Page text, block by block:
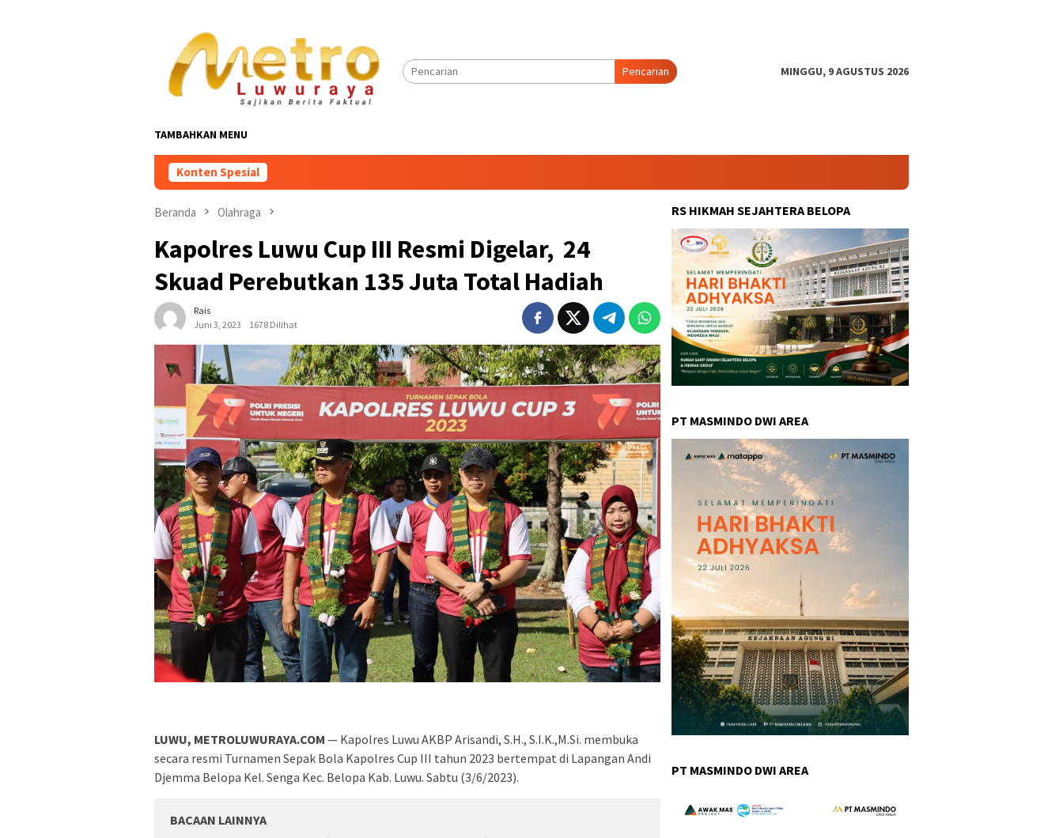
Pencarian MINGGU, 9 AGUSTUS 2026
TAMBAHKAN MENU
Konten Spesial
Beranda Olahraga
Kapolres Luwu Cup III Resmi Digelar, 24
Skuad Perebutkan 135 Juta Total Hadiah
Rais
Juni 3, 2023
1678 Dilihat
LUWU, METROLUWURAYA.COM — Kapolres Luwu AKBP Arisandi, S.H., S.I.K.,M.Si. membuka
secara resmi Turnamen Sepak Bola Kapolres Cup III tahun 2023 bertempat di Lapangan Andi
Djemma Belopa Kel. Senga Kec. Belopa Kab. Luwu. Sabtu (3/6/2023).
BACAAN LAINNYA
RS HIKMAH SEJAHTERA BELOPA
PT MASMINDO DWI AREA
PT MASMINDO DWI AREA